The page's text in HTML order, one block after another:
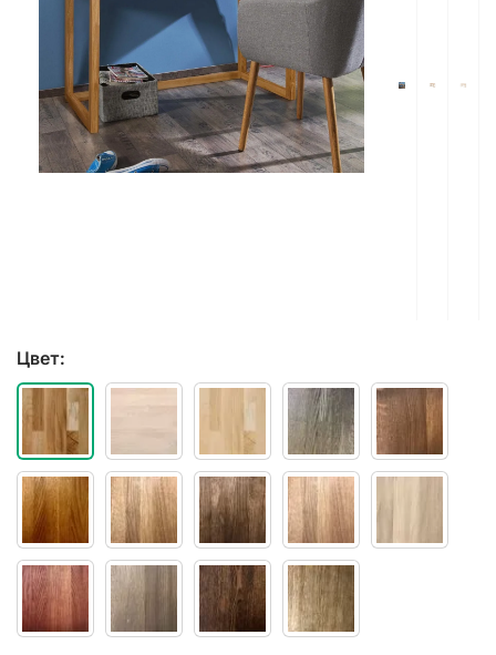
Цвет: